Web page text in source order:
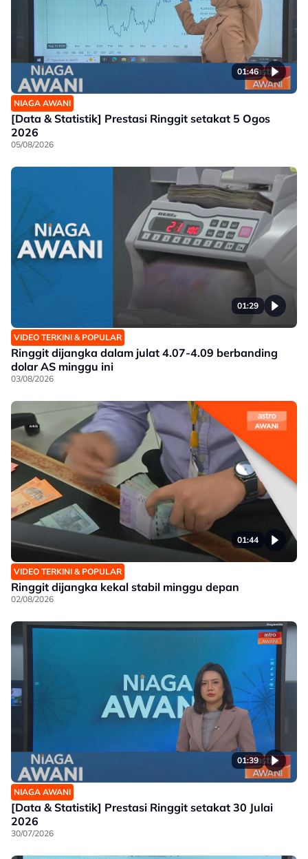
01:46
NIAGA AWANI
[Data & Statistik] Prestasi Ringgit setakat 5 Ogos
2026
05/08/2026
01:29
VIDEO TERKINI & POPULAR
Ringgit dijangka dalam julat 4.07-4.09 berbanding
dolar AS minggu ini
03/08/2026
01:44
VIDEO TERKINI & POPULAR
Ringgit dijangka kekal stabil minggu depan
02/08/2026
01:39
NIAGA AWANI
[Data & Statistik] Prestasi Ringgit setakat 30 Julai
2026
30/07/2026